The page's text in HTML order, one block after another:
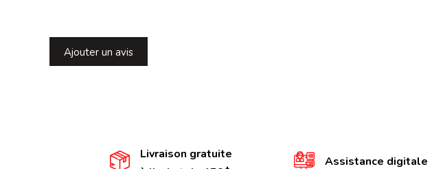
Ajouter un avis
Livraison gratuite
Assistance digitale